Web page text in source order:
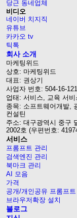
당근 동네업체
비디오
네이버 치지직
유튜브
카카오 tv
틱톡
회사 소개
마케팅위드
상호: 마케팅위드
대표: 권상기
사업자 번호: 504-16-
업태: 서비스, 교육 서비
종목: 소프트웨어개발,
컨설틴
주소: 대구광역시 중구
2002호 (우편번호:
서비스
프롬프트 관리
검색엔진 관리
북마크 관리
AI 모음
가격
공개/개인공유 프롬프트
브라우저확장 설치
블로그